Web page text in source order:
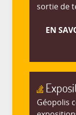
sortie de
EN
Géopolis